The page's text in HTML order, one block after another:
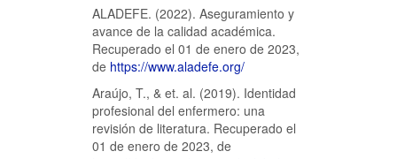
ALADEFE. (2022). Aseguramiento y
avance de la calidad académica.
Recuperado el 01 de enero de 2023,
de https://www.aladefe.org/
Araújo, T., & et. al. (2019). Identidad
profesional del enfermero: una
revisión de literatura. Recuperado el
01 de enero de 2023, de